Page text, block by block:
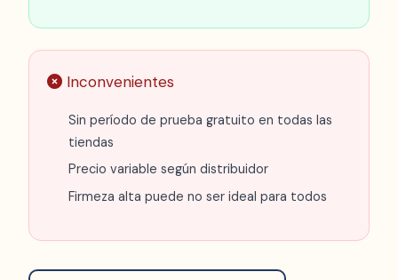
Inconvenientes
Sin período de prueba gratuito en todas las
tiendas
Precio variable según distribuidor
Firmeza alta puede no ser ideal para todos